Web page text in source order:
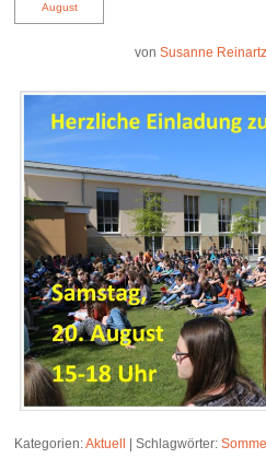
August
vonSusanne Reinartz
Kategorien:Aktuell |Schlagwörter: